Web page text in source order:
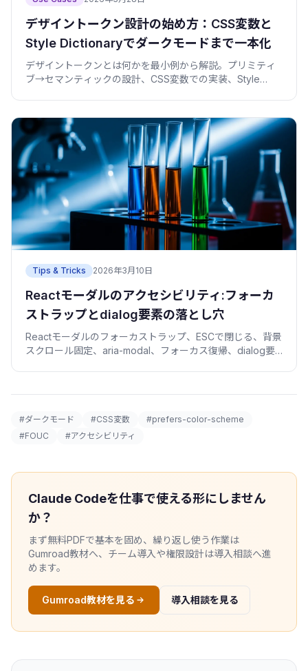
デザイントークン設計の始め方：CSS変数と
Style Dictionaryでダークモードまで一本化
デザイントークンとは何かを最小例から解説。プリミティ
ブ→セマンティックの設計、CSS変数での実装、Style
Tips & Tricks 2026年3月10日
Reactモーダルのアクセシビリティ:フォーカ
ストラップとdialog要素の落とし穴
Reactモーダルのフォーカストラップ、ESCで閉じる、背景
スクロール固定、aria-modal、フォーカス復帰、dialog要
#ダークモード #CSS変数
#prefers-color-scheme
#FOUC
#アクセシビリティ
Claude Codeを仕事で使える形にしません
か？
まず無料PDFで基本を固め、繰り返し使う作業は
Gumroad教材へ、チーム導入や権限設計は導入相談へ進
めます。
Gumroad教材を見る 導入相談を見る